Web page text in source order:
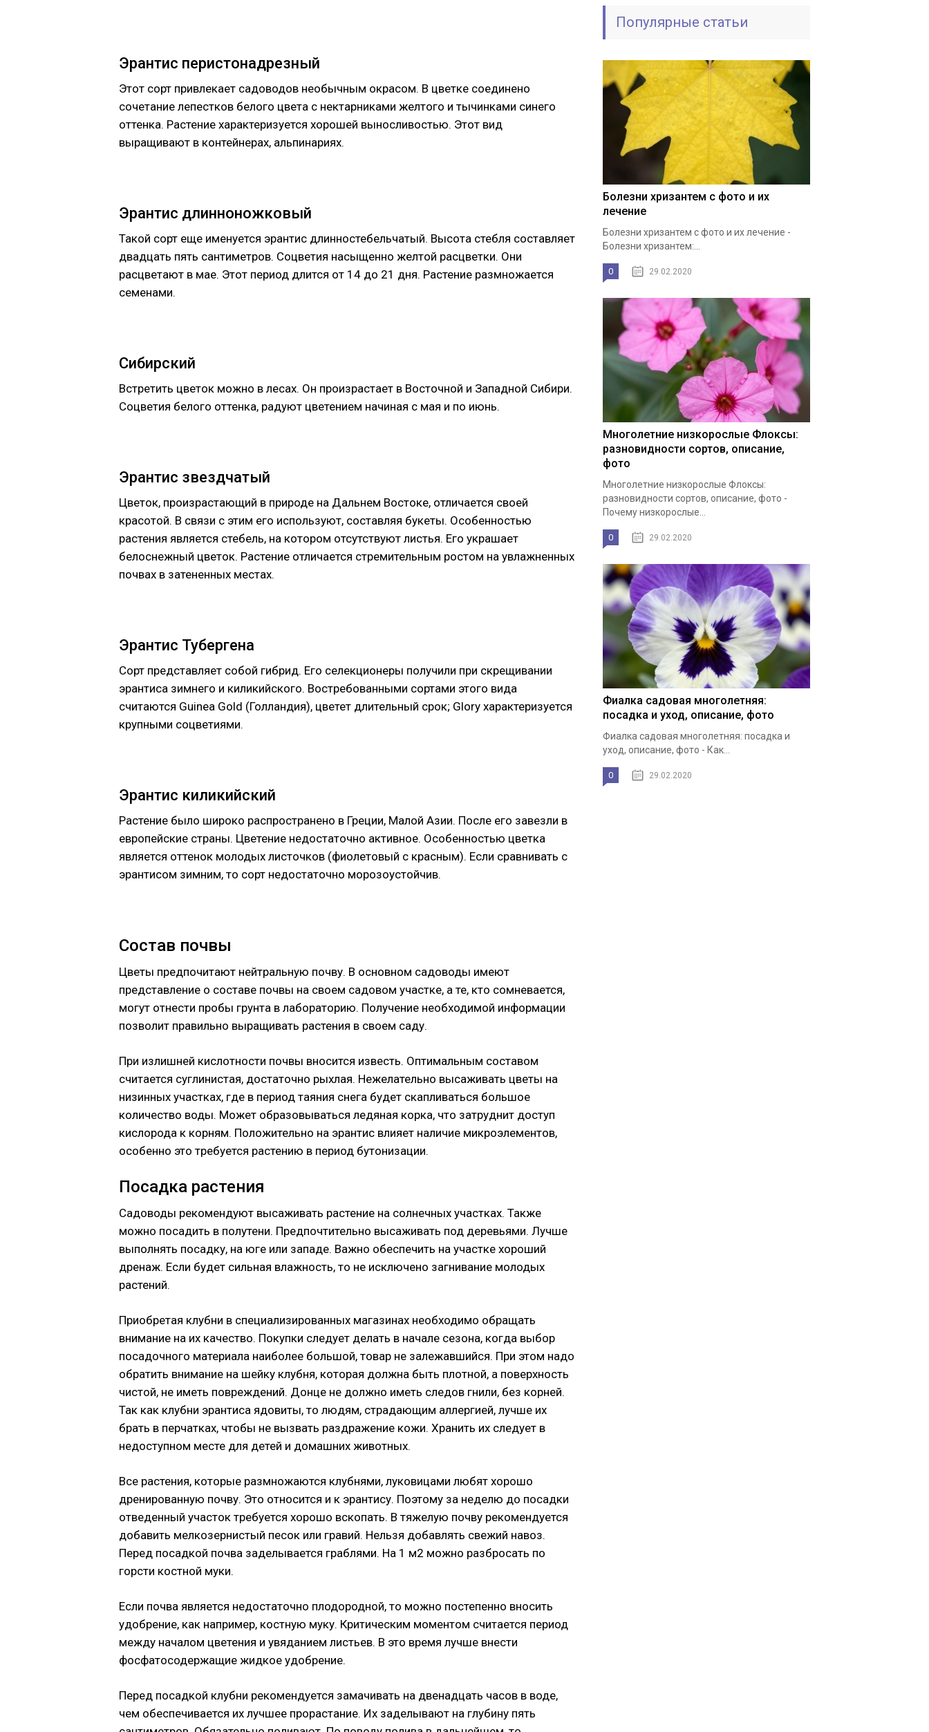
Эрантис перистонадрезный
Этот сорт привлекает садоводов необычным окрасом. В цветке соединено
сочетание лепестков белого цвета с нектарниками желтого и тычинками синего
оттенка. Растение характеризуется хорошей выносливостью. Этот вид
выращивают в контейнерах, альпинариях.
Эрантис длинноножковый
Такой сорт еще именуется эрантис длинностебельчатый. Высота стебля составляет
двадцать пять сантиметров. Соцветия насыщенно желтой расцветки. Они
расцветают в мае. Этот период длится от 14 до 21 дня. Растение размножается
семенами.
Сибирский
Встретить цветок можно в лесах. Он произрастает в Восточной и Западной Сибири.
Соцветия белого оттенка, радуют цветением начиная с мая и по июнь.
Эрантис звездчатый
Цветок, произрастающий в природе на Дальнем Востоке, отличается своей
красотой. В связи с этим его используют, составляя букеты. Особенностью
растения является стебель, на котором отсутствуют листья. Его украшает
белоснежный цветок. Растение отличается стремительным ростом на увлажненных
почвах в затененных местах.
Эрантис Тубергена
Сорт представляет собой гибрид. Его селекционеры получили при скрещивании
эрантиса зимнего и киликийского. Востребованными сортами этого вида
считаются Guinea Gold (Голландия), цветет длительный срок; Glory характеризуется
крупными соцветиями.
Эрантис киликийский
Растение было широко распространено в Греции, Малой Азии. После его завезли в
европейские страны. Цветение недостаточно активное. Особенностью цветка
является оттенок молодых листочков (фиолетовый с красным). Если сравнивать с
эрантисом зимним, то сорт недостаточно морозоустойчив.
Состав почвы
Цветы предпочитают нейтральную почву. В основном садоводы имеют
представление о составе почвы на своем садовом участке, а те, кто сомневается,
могут отнести пробы грунта в лабораторию. Получение необходимой информации
позволит правильно выращивать растения в своем саду.
При излишней кислотности почвы вносится известь. Оптимальным составом
считается суглинистая, достаточно рыхлая. Нежелательно высаживать цветы на
низинных участках, где в период таяния снега будет скапливаться большое
количество воды. Может образовываться ледяная корка, что затруднит доступ
кислорода к корням. Положительно на эрантис влияет наличие микроэлементов,
особенно это требуется растению в период бутонизации.
Посадка растения
Садоводы рекомендуют высаживать растение на солнечных участках. Также
можно посадить в полутени. Предпочтительно высаживать под деревьями. Лучше
выполнять посадку, на юге или западе. Важно обеспечить на участке хороший
дренаж. Если будет сильная влажность, то не исключено загнивание молодых
растений.
Приобретая клубни в специализированных магазинах необходимо обращать
внимание на их качество. Покупки следует делать в начале сезона, когда выбор
посадочного материала наиболее большой, товар не залежавшийся. При этом надо
обратить внимание на шейку клубня, которая должна быть плотной, а поверхность
чистой, не иметь повреждений. Донце не должно иметь следов гнили, без корней.
Так как клубни эрантиса ядовиты, то людям, страдающим аллергией, лучше их
брать в перчатках, чтобы не вызвать раздражение кожи. Хранить их следует в
недоступном месте для детей и домашних животных.
Все растения, которые размножаются клубнями, луковицами любят хорошо
дренированную почву. Это относится и к эрантису. Поэтому за неделю до посадки
отведенный участок требуется хорошо вскопать. В тяжелую почву рекомендуется
добавить мелкозернистый песок или гравий. Нельзя добавлять свежий навоз.
Перед посадкой почва заделывается граблями. На 1 м2 можно разбросать по
горсти костной муки.
Если почва является недостаточно плодородной, то можно постепенно вносить
удобрение, как например, костную муку. Критическим моментом считается период
между началом цветения и увяданием листьев. В это время лучше внести
фосфатосодержащие жидкое удобрение.
Перед посадкой клубни рекомендуется замачивать на двенадцать часов в воде,
чем обеспечивается их лучшее прорастание. Их заделывают на глубину пять
Популярные статьи
Болезни хризантем с фото и их
лечение
Болезни хризантем с фото и их лечение -
Болезни хризантем:...
0 29.02.2020
Многолетние низкорослые Флоксы:
разновидности сортов, описание,
фото
Многолетние низкорослые Флоксы:
разновидности сортов, описание, фото -
Почему низкорослые...
0 29.02.2020
Фиалка садовая многолетняя:
посадка и уход, описание, фото
Фиалка садовая многолетняя: посадка и
уход, описание, фото - Как...
0 29.02.2020